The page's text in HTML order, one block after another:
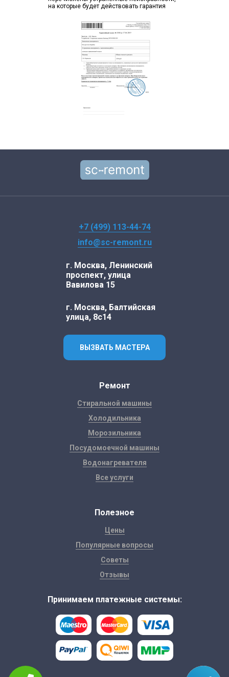
на которые будет действовать гарантия
+7 (499) 113-44-74
info@sc-remont.ru
г. Москва, Ленинский
проспект, улица
Вавилова 15
г. Москва, Балтийская
улица, 8с14
ВЫЗВАТЬ МАСТЕРА
Ремонт
Стиральной машины
Холодильника
Морозильника
Посудомоечной машины
Водонагревателя
Все услуги
Полезное
Цены
Популярные вопросы
Советы
Отзывы
Принимаем платежные системы: